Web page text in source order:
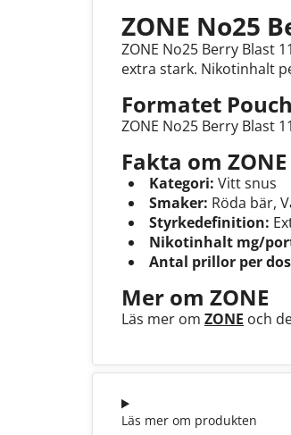
ZONE No25
ZONE No25 Berry Blast
extra stark. Nikotinhalt
Formatet
ZONE No25 Berry Blast
Fakta om
Kategori: Vitt snus
Smaker: Röda bär,
Styrkedefinition:
Nikotinhalt mg/
Antal prillor per
Mer om ZONE
Läs mer om ZONE och
Läs mer om produkten